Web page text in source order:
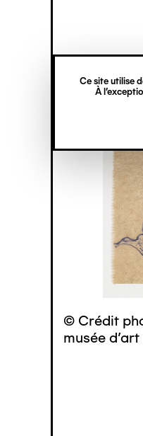
Ce site utilise
À
principal
verticale
© Crédit
musée